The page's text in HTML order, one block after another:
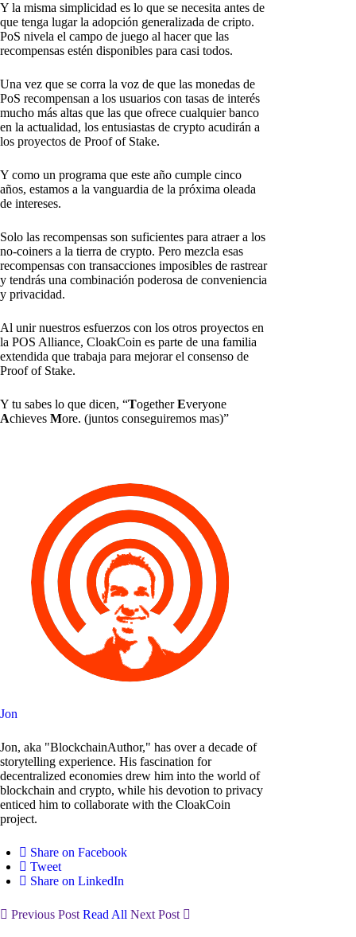
Y la misma simplicidad es lo que se necesita antes de
que tenga lugar la adopción generalizada de cripto.
PoS nivela el campo de juego al hacer que las
recompensas estén disponibles para casi todos.
Una vez que se corra la voz de que las monedas de
PoS recompensan a los usuarios con tasas de interés
mucho más altas que las que ofrece cualquier banco
en la actualidad, los entusiastas de crypto acudirán a
los proyectos de Proof of Stake.
Y como un programa que este año cumple cinco
años, estamos a la vanguardia de la próxima oleada
de intereses.
Solo las recompensas son suficientes para atraer a los
no-coiners a la tierra de crypto. Pero mezcla esas
recompensas con transacciones imposibles de rastrear
y tendrás una combinación poderosa de conveniencia
y privacidad.
Al unir nuestros esfuerzos con los otros proyectos en
la POS Alliance, CloakCoin es parte de una familia
extendida que trabaja para mejorar el consenso de
Proof of Stake.
Y tu sabes lo que dicen, “TogetherEveryone
Achieves More. (juntos conseguiremos mas)”
Jon
Jon, aka "BlockchainAuthor," has over a decade of
storytelling experience. His fascination for
decentralized economies drew him into the world of
blockchain and crypto, while his devotion to privacy
enticed him to collaborate with the CloakCoin
project.
Share on Facebook
Tweet
Share on LinkedIn
Previous Post Read All Next Post